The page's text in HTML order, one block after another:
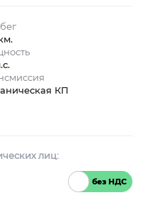
КП
лиц: